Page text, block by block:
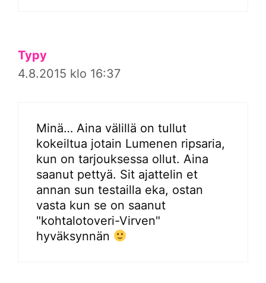
Typy
4.8.2015 klo 16:37
Minä… Aina välillä on tullut
kokeiltua jotain Lumenen ripsaria,
kun on tarjouksessa ollut. Aina
saanut pettyä. Sit ajattelin et
annan sun testailla eka, ostan
vasta kun se on saanut
"kohtalotoveri-Virven"
hyväksynnän